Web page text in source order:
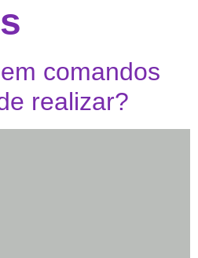
comandos
realizar?